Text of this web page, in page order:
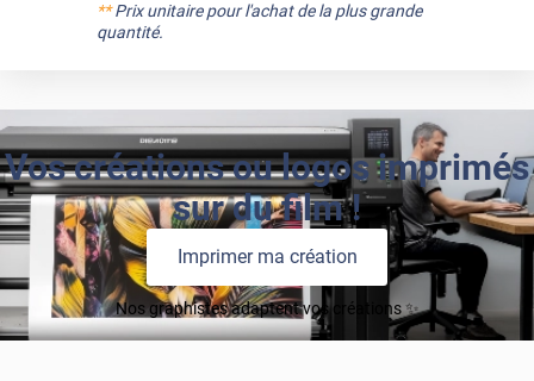
**Prix unitaire pour l'achat de la plus grande
quantité.
Vos créations ou logos imprimés
sur du film !
Imprimer ma création
Nos graphistes adaptent vos créations ✨